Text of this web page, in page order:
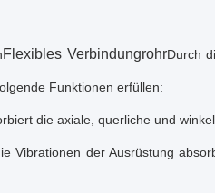
Flexibles VerbindungrohrDurch
Funktionen erfüllen:
die axiale, querliche und
Vibrationen der Ausrüstung